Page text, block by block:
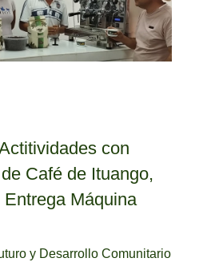
con
Café de Ituango,
Máquina
y Desarrollo Comunitario